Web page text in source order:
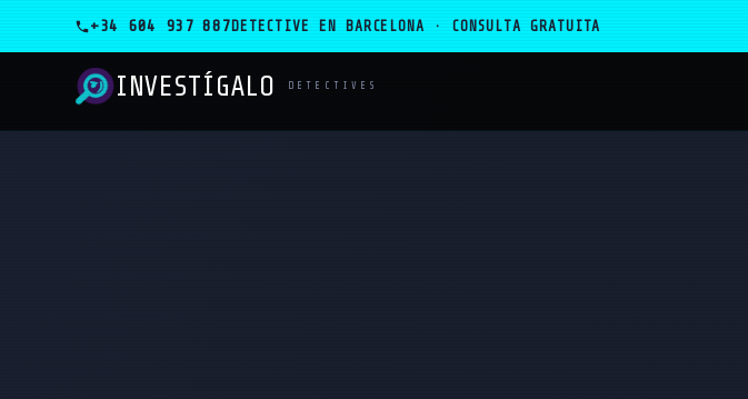
+34 604 937 887 DETECTIVE EN BARCELONA · CONSULTA GRATUITA
INVESTÍGALO DETECTIVES